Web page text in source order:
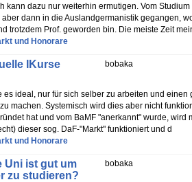
kann dazu nur weiterhin ermutigen. Vom
dann in die Auslandgermanistik gegangen,
trotzdem Prof. geworden bin. Die meiste Zeit
und Honorare
bobaka
IKurse
es ideal, nur für sich selber zu arbeiten und
machen. Systemisch wird dies aber nicht
hat und vom BaMF "anerkannt" wurde, wird
dieser sog. DaF-"Markt" funktioniert und d
und Honorare
bobaka
Uni ist gut um
zu studieren?